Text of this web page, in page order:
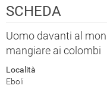
SCHEDA
Uomo davanti al
mangiare ai colombi
Località
Eboli